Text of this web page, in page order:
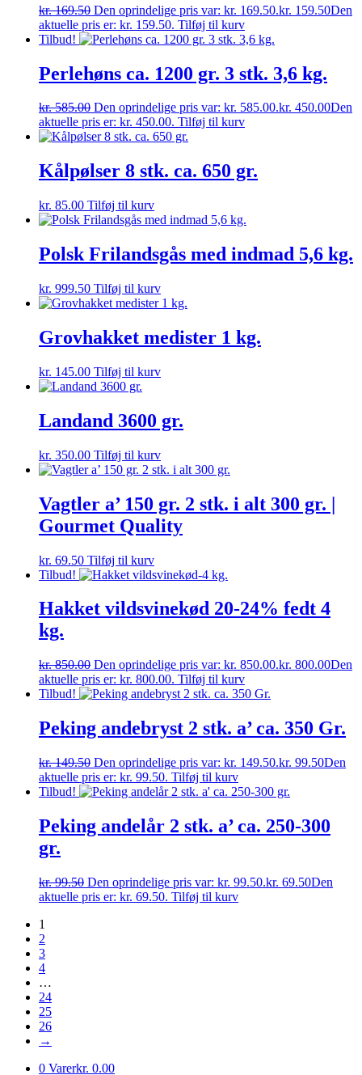
kr.169.50 Den oprindelige pris var: kr. 169.50.kr. 159.50Den
aktuelle pris er: kr. 159.50. Tilføj til kurv
Tilbud!
Perlehøns ca. 1200 gr. 3 stk. 3,6 kg.
kr.585.00 Den oprindelige pris var: kr. 585.00.kr. 450.00Den
aktuelle pris er: kr. 450.00. Tilføj til kurv
Kålpølser 8 stk. ca. 650 gr.
kr. 85.00 Tilføj til kurv
Polsk Frilandsgås med indmad 5,6 kg.
kr. 999.50 Tilføj til kurv
Grovhakket medister 1 kg.
kr. 145.00 Tilføj til kurv
Landand 3600 gr.
kr. 350.00 Tilføj til kurv
Vagtler a’ 150 gr. 2 stk. i alt 300 gr. |
Gourmet Quality
kr. 69.50 Tilføj til kurv
Tilbud!
Hakket vildsvinekød 20-24% fedt 4
kg.
kr.850.00 Den oprindelige pris var: kr. 850.00.kr. 800.00Den
aktuelle pris er: kr. 800.00. Tilføj til kurv
Tilbud!
Peking andebryst 2 stk. a’ ca. 350 Gr.
kr.149.50 Den oprindelige pris var: kr. 149.50.kr. 99.50Den
aktuelle pris er: kr. 99.50. Tilføj til kurv
Tilbud!
Peking andelår 2 stk. a’ ca. 250-300
gr.
kr.99.50 Den oprindelige pris var: kr. 99.50.kr. 69.50Den
aktuelle pris er: kr. 69.50. Tilføj til kurv
1
2
3
4
…
24
25
26
→
0 Varerkr. 0.00